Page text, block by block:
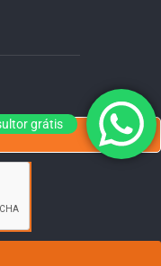
grátis